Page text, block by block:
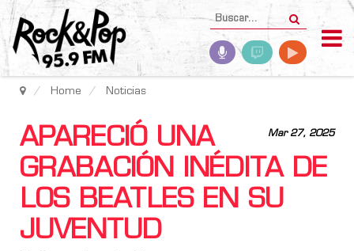
Home Noticias
Mar 27, 2025
APARECIÓ UNA
GRABACIÓN INÉDITA DE
LOS BEATLES EN SU
JUVENTUD